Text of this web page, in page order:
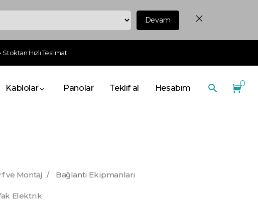
Devam
Hızlı Teslimat
Kablolar Panolar Teklif al Hesabım 0
ve Montaj / Bağlantı Ekipmanları
Elektrik